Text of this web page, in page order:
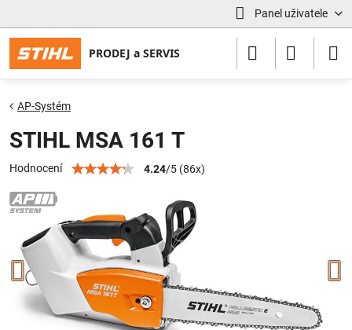
Panel uživatele
AP-Systém
STIHL MSA 161 T
Hodnocení 4.24/5 (86x)